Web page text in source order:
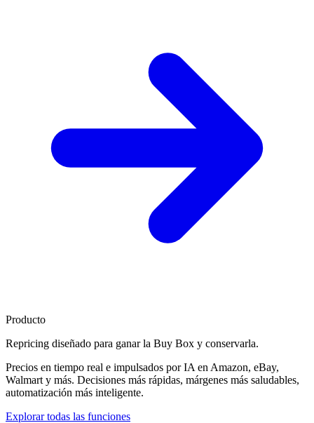
Producto
Repricing diseñado para ganar la Buy Box y conservarla.
Precios en tiempo real e impulsados por IA en Amazon, eBay,
Walmart y más. Decisiones más rápidas, márgenes más saludables,
automatización más inteligente.
Explorar todas las funciones